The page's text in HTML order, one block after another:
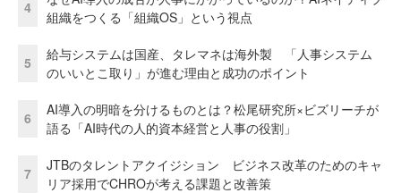
4
組織をつくる「組織OS」という視点
5
給与システムは国産、タレマネは海外製 「人事システム
のいいとこ取り」が進む理由と成功のポイント
6
AI導入の明暗を分けるものとは？松尾研究所×ビズリーチが
語る「AI時代の人的資本経営と人事の役割」
7
JTBのタレントアクイジション ビジネス改革のためのキャ
リア採用でCHROが考える課題と改善策